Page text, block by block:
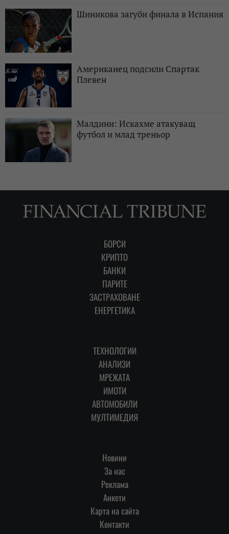
Шиникова загуби финала в Испания
Американец подсили Спартак
Плевен
Малдини: Искахме атакуващ
футбол и млад треньор
БОРСИ
КРИПТО
БАНКИ
ПАРИТЕ
ЗАСТРАХОВАНЕ
ЕНЕРГЕТИКА
ТЕХНОЛОГИИ
АНАЛИЗИ
МРЕЖАТА
ИМОТИ
АВТОМОБИЛИ
МУЛТИМЕДИЯ
Новини
За нас
Реклама
Анкети
Карта на сайта
Контакти